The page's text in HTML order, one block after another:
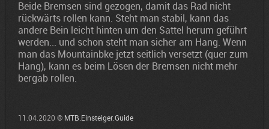
Beide Bremsen sind gezogen, damit das Rad nicht
rückwärts rollen kann. Steht man stabil, kann das
andere Bein leicht hinten um den Sattel herum geführt
werden... und schon steht man sicher am Hang. Wenn
man das Mountainbke jetzt seitlich versetzt (quer zum
Hang), kann es beim Lösen der Bremsen nicht mehr
bergab rollen.
11.04.2020 © MTB.Einsteiger.Guide